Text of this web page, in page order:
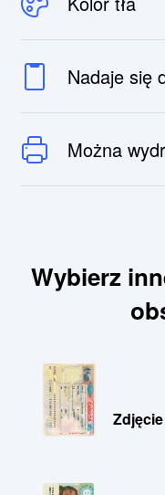
Nadaje się
Można
Wybierz